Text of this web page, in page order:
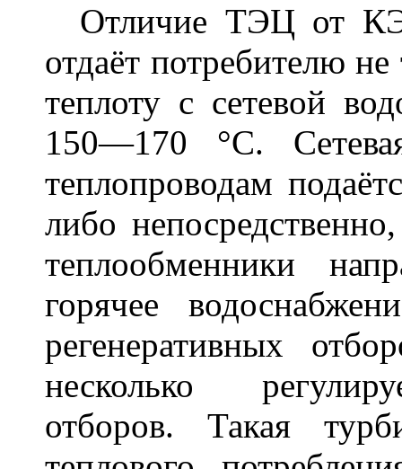
Отличие ТЭЦ от
отдаёт потребителю
теплоту с сетевой
150—170 °С.
теплопроводам
либо
теплообменники
горячее
регенеративных
несколько
отборов. Такая